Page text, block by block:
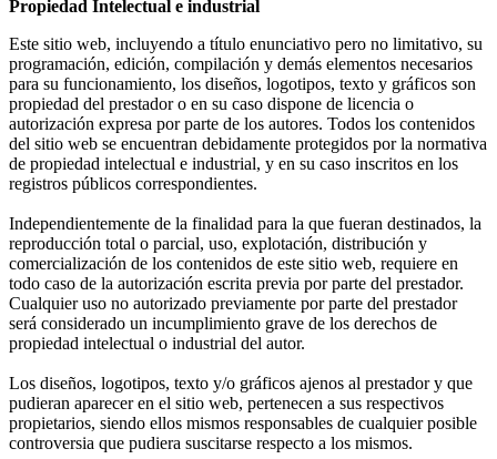
Propiedad Intelectual e industrial
Este sitio web, incluyendo a título enunciativo pero no limitativo, su
programación, edición, compilación y demás elementos necesarios
para su funcionamiento, los diseños, logotipos, texto y gráficos son
propiedad del prestador o en su caso dispone de licencia o
autorización expresa por parte de los autores. Todos los contenidos
del sitio web se encuentran debidamente protegidos por la normativa
de propiedad intelectual e industrial, y en su caso inscritos en los
registros públicos correspondientes.
Independientemente de la finalidad para la que fueran destinados, la
reproducción total o parcial, uso, explotación, distribución y
comercialización de los contenidos de este sitio web, requiere en
todo caso de la autorización escrita previa por parte del prestador.
Cualquier uso no autorizado previamente por parte del prestador
será considerado un incumplimiento grave de los derechos de
propiedad intelectual o industrial del autor.
Los diseños, logotipos, texto y/o gráficos ajenos al prestador y que
pudieran aparecer en el sitio web, pertenecen a sus respectivos
propietarios, siendo ellos mismos responsables de cualquier posible
controversia que pudiera suscitarse respecto a los mismos.